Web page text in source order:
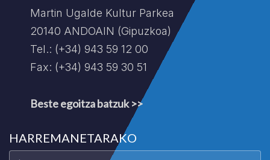
Martin Ugalde Kultur Parkea
20140 ANDOAIN (Gipuzkoa)
Tel.: (+34) 943 59 12 00
Fax: (+34) 943 59 30 51
Beste egoitza batzuk >>
HARREMANETARAKO